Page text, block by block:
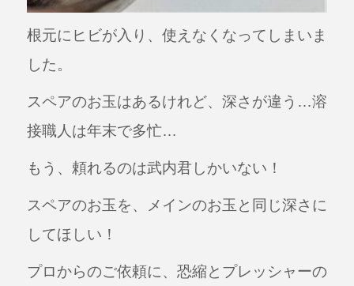
根元にヒビが入り、使えなくなってしまいま
した。
スペアのお玉はあるけれど、深さが違う…溶
接職人は年末で多忙…
もう、頼れるのは武内君しかいない！
スペアのお玉を、メインのお玉と同じ深さに
してほしい！
プロからのご依頼に、恐縮とプレッシャーの